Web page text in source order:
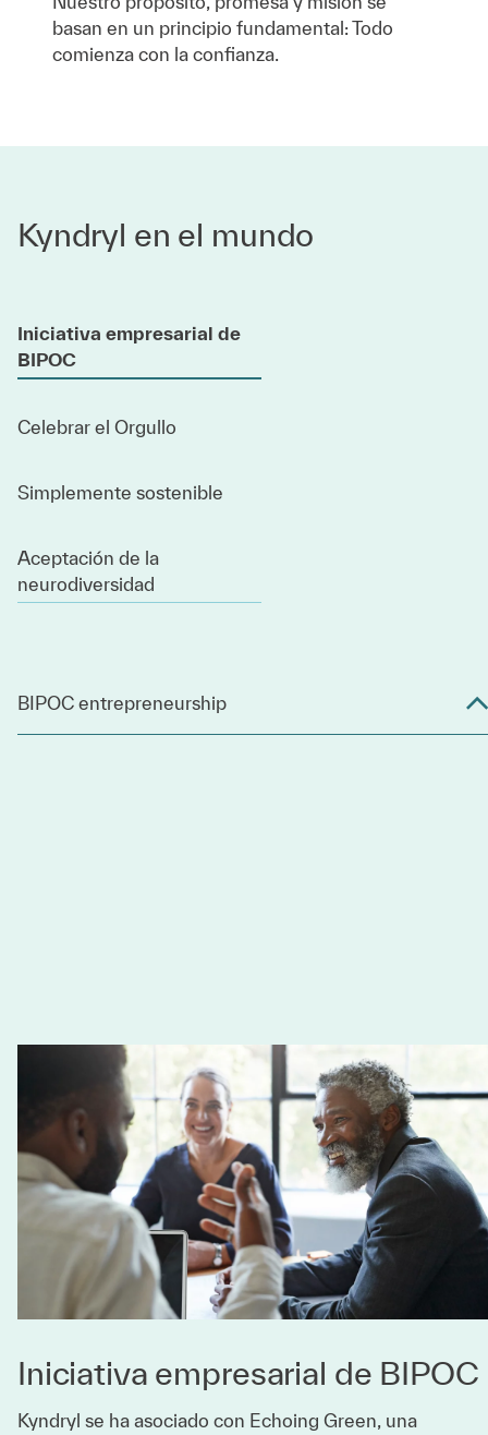
basan en un principio fundamental: Todo
comienza con la confianza.
Kyndryl en el mundo
Iniciativa empresarial de
BIPOC
Celebrar el Orgullo
Simplemente sostenible
Aceptación de la
neurodiversidad
BIPOC entrepreneurship
Iniciativa empresarial de BIPOC
Kyndryl se ha asociado con Echoing Green, una